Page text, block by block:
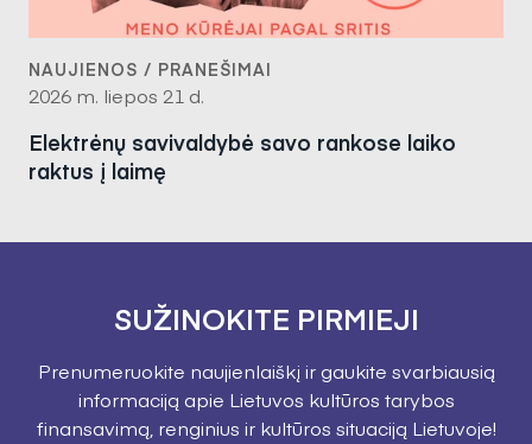
NAUJIENOS / PRANEŠIMAI
2026 m. liepos 21 d.
Elektrėnų savivaldybė savo rankose laiko
raktus į laimę
SUŽINOKITE PIRMIEJI
Prenumeruokite naujienlaiškį ir gaukite svarbiausią
informaciją apie Lietuvos kultūros tarybos
finansavimą, renginius ir kultūros situaciją Lietuvoje!